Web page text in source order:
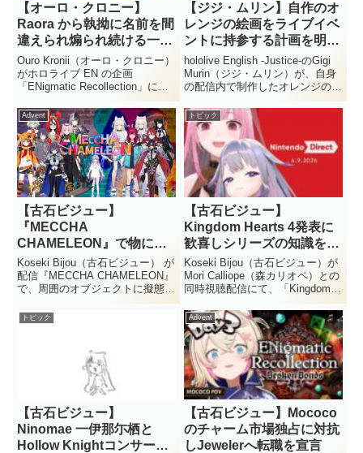
【オーロ・クロニー】
Raora から執拗に名前を間
違えられ煽られ続ける一幕
を披露
Ouro Kronii（オーロ・クロニー）
がホロライブ EN の企画
「ENigmatic Recollection」に
て、Raora Panthera（ラオラ・パ
ンテーラ） から名前を執拗に間
違えられる一幕がありました。戦
場で窮地に陥る中...
【ジジ・ムリン】自作のオ
レンジの絵画をライブイベ
ントに持参する計画を明か
す
hololive English -Justice-のGigi
Murin（ジジ・ムリン）が、自身
の配信内で制作したオレンジの絵
画について言及しました。この作
品をhololive Englishのライブイベ
ント「Serendipity」に持...
Advent
【古石ビジュー】
『MECCHA
CHAMELEON』で物に擬
態して隠れる
Koseki Bijou（古石ビジュー） が
配信『MECCHA CHAMELEON』
で、周囲のオブジェクトに擬態し
て隠れるプレイを披露しました。
気づかれずにポイントを重ねる立
トピック
【古石ビジュー】
Kingdom Hearts 4発表に
歓喜しシリーズの知識を語
る
Koseki Bijou（古石ビジュー）が
Mori Calliope（森カリオペ）との
同時視聴配信にて、「Kingdom
Hearts 4」の発表に大きな反応を
見せました。作中のキャラクター
や過去作に関する深い知識を披露
し、リスナーの注目を...
トピック
【古石ビジュー】
Ninomae 一伊那尓栖と
Hollow Knightコンサート
Advent
【古石ビジュー】Mococo
のチャーム市場独占に対抗
しJewelerへ転職を宣言